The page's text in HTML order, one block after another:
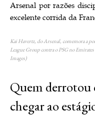
Arsenal por razões
excelente corrida da
Kai Havertz, do Arsenal, comemora a
League Group contra o PSG no
Images)
Quem derrotou
chegar ao